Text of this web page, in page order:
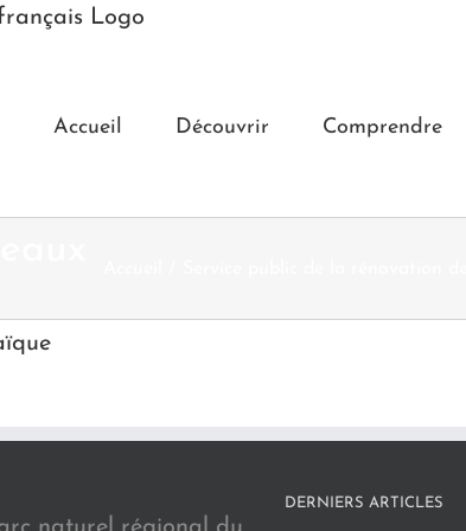
Accueil Découvrir Comprendre
DERNIERS ARTICLES